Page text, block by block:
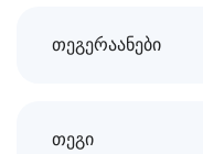
თეგერაანები
თეგი